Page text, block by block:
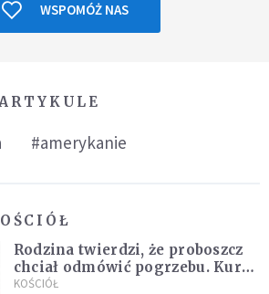
WSPOMÓŻ NAS
#amerykanie
Rodzina twierdzi, że proboszcz
chciał odmówić pogrzebu. Kuria
zapowiada wyjaśnienia
KOŚCIÓŁ